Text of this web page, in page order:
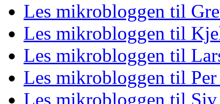
Les mikrobloggen til
Les mikrobloggen til
Les mikrobloggen til
Les mikrobloggen til
Les mikrobloggen til Siv